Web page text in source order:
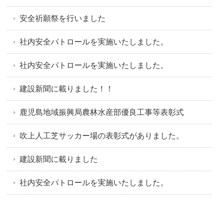
安全祈願祭を行いました
社内安全パトロールを実施いたしました。
社内安全パトロールを実施いたしました。
建設新聞に載りました！！
鹿児島地域振興局農林水産部優良工事等表彰式
吹上人工芝サッカー場の表彰式がありました。
建設新聞に載りました
社内安全パトロールを実施いたしました。